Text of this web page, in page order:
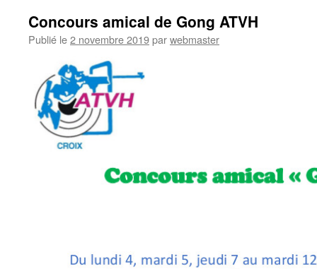
Concours amical de Gong ATVH
Publié le2 novembre 2019parwebmaster